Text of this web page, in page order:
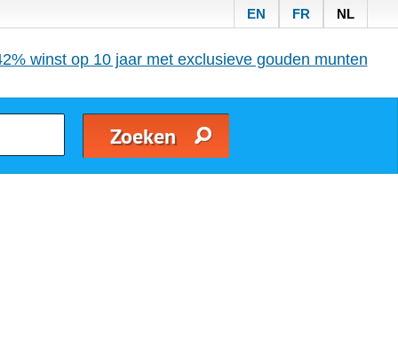
EN FR NL
winst op 10 jaar met exclusieve gouden munten